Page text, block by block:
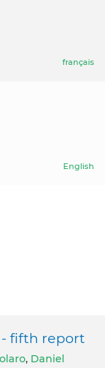
français
English
fifth report
, Daniel